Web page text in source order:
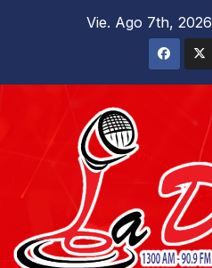
Vie. Ago 7th, 2026